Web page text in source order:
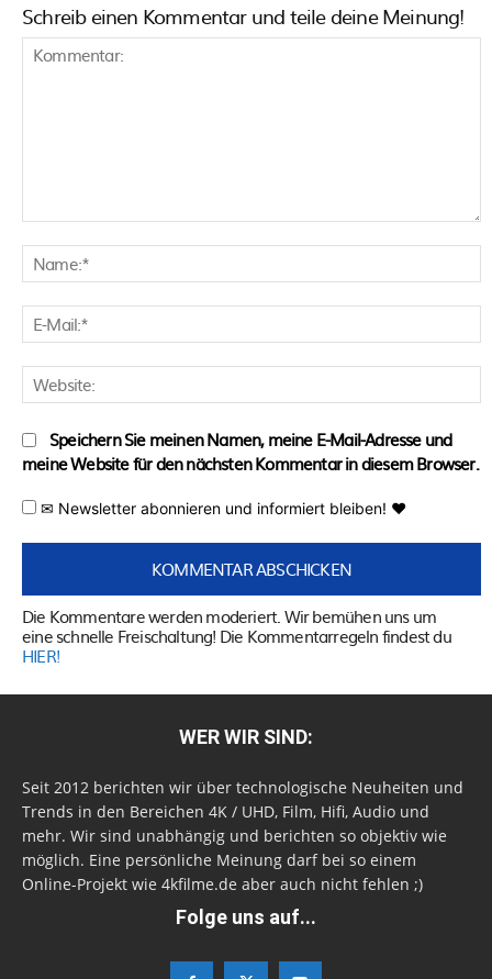
Schreib einen Kommentar und teile deine Meinung!
Speichern Sie meinen Namen, meine E-Mail-Adresse und
meine Website für den nächsten Kommentar in diesem Browser.
✉ Newsletter abonnieren und informiert bleiben! ♥
Die Kommentare werden moderiert. Wir bemühen uns um
eine schnelle Freischaltung! Die Kommentarregeln findest du
HIER!
WER WIR SIND:
Seit 2012 berichten wir über technologische Neuheiten und
Trends in den Bereichen 4K / UHD, Film, Hifi, Audio und
mehr. Wir sind unabhängig und berichten so objektiv wie
möglich. Eine persönliche Meinung darf bei so einem
Online-Projekt wie 4kfilme.de aber auch nicht fehlen ;)
Folge uns auf...